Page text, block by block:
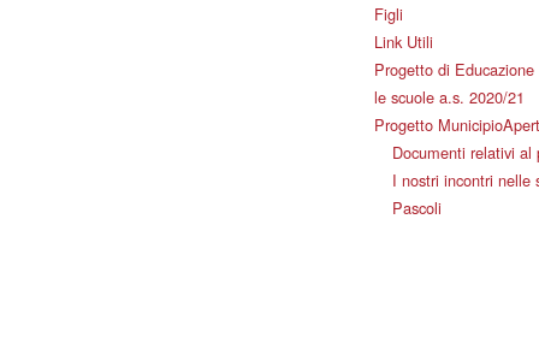
Figli
Link Utili
Progetto di
le scuole a.s. 2020/21
Progetto
Documenti relativi al
I nostri incontri nelle
Pascoli